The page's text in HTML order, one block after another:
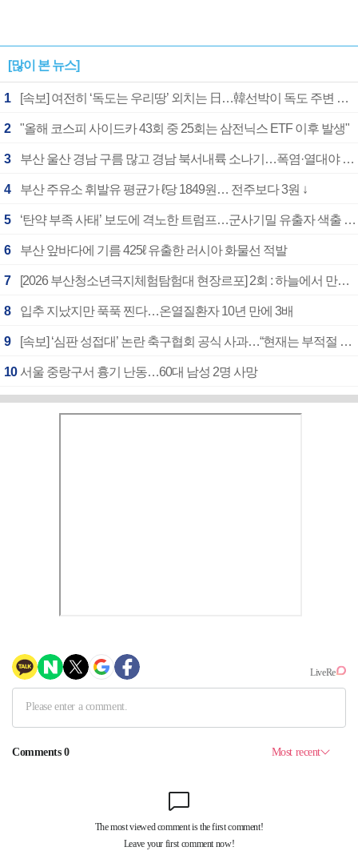
[많이 본 뉴스]
1 [속보] 여전히 ‘독도는 우리땅’ 외치는 日…韓선박이 독도 주변 해양조사 활동하자 반발
2 "올해 코스피 사이드카 43회 중 25회는 삼전닉스 ETF 이후 발생"
3 부산 울산 경남 구름 많고 경남 북서내륙 소나기…폭염·열대야 계속
4 부산 주유소 휘발유 평균가 ℓ당 1849원… 전주보다 3원 ↓
5 ‘탄약 부족 사태’ 보도에 격노한 트럼프…군사기밀 유출자 색출 지시
6 부산 앞바다에 기름 425ℓ 유출한 러시아 화물선 적발
7 [2026 부산청소년극지체험탐험대 현장르포] 2회 : 하늘에서 만난 얼음의 나라
8 입추 지났지만 푹푹 찐다…온열질환자 10년 만에 3배
9 [속보] ‘심판 성접대’ 논란 축구협회 공식 사과…“현재는 부적절 행위 없어”
10 서울 중랑구서 흉기 난동…60대 남성 2명 사망